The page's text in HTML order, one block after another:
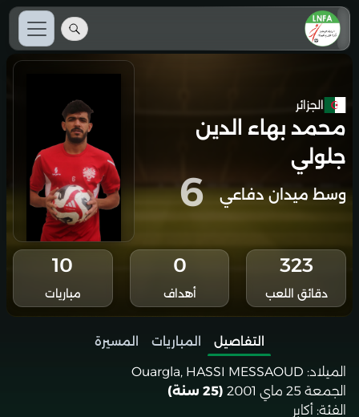
الجزائر
محمد بهاء الدين
جلولي
وسط ميدان دفاعي 6
323
دقائق اللعب
0
أهداف
10
مباريات
التفاصيل المباريات
المسيرة
الميلاد: Ouargla, HASSI MESSAOUD
الجمعة 25 ماي 2001
(25 سنة)
الفئة: أكابر